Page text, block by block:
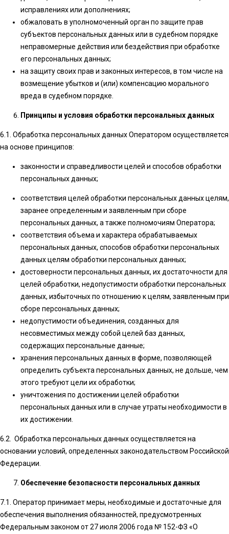
исправлениях или дополнениях;
обжаловать в уполномоченный орган по защите прав
субъектов персональных данных или в судебном порядке
неправомерные действия или бездействия при обработке
его персональных данных;
на защиту своих прав и законных интересов, в том числе на
возмещение убытков и (или) компенсацию морального
вреда в судебном порядке.
Принципы и условия обработки персональных данных
6.1. Обработка персональных данных Оператором осуществляется
на основе принципов:
законности и справедливости целей и способов обработки
персональных данных;
соответствия целей обработки персональных данных целям,
заранее определенным и заявленным при сборе
персональных данных, а также полномочиям Оператора;
соответствия объема и характера обрабатываемых
персональных данных, способов обработки персональных
данных целям обработки персональных данных;
достоверности персональных данных, их достаточности для
целей обработки, недопустимости обработки персональных
данных, избыточных по отношению к целям, заявленным при
сборе персональных данных;
недопустимости объединения, созданных для
несовместимых между собой целей баз данных,
содержащих персональные данные;
хранения персональных данных в форме, позволяющей
определить субъекта персональных данных, не дольше, чем
этого требуют цели их обработки;
уничтожения по достижении целей обработки
персональных данных или в случае утраты необходимости в
их достижении.
6.2. Обработка персональных данных осуществляется на
основании условий, определенных законодательством Российской
Федерации.
Обеспечение безопасности персональных данных
7.1. Оператор принимает меры, необходимые и достаточные для
обеспечения выполнения обязанностей, предусмотренных
Федеральным законом от 27 июля 2006 года № 152-ФЗ «О